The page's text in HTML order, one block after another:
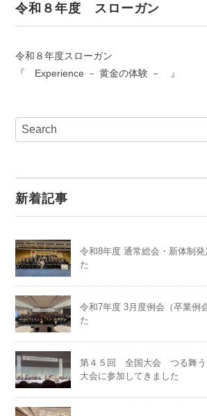
令和８年度 スローガン
令和８年度スローガン
『 Experience － 黄金の体験 － 』
新着記事
令和8年度 通常総会・新体制
た
令和7年度 3月度例会（卒業例
た
第４５回 全国大会 つる舞う
大会に参加してきました